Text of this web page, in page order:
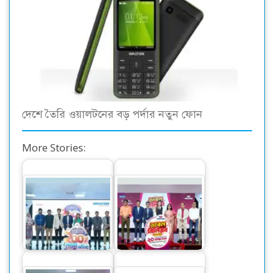
দেশে তৈরি ওয়ালটনের বড় পর্দার নতুন ফোন
More Stories:
ওয়ালটন ফ্রিজ কিনে
কোটি কোটি টাকার
ক্যাশব্যাকের সুযোগ
ওয়ালটন পণ্য কিনে ২০
লাখ টাকা পাওয়ার
সুযোগ